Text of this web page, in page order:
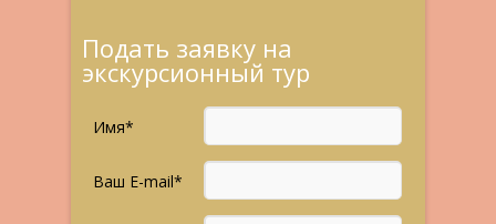
Подать заявку на
экскурсионный тур
Имя*
Ваш E-mail*